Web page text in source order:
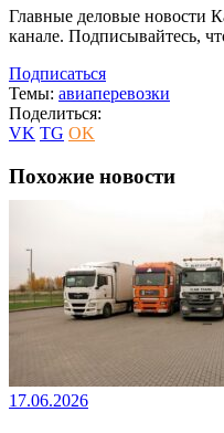
Главные деловые новости
канале. Подписывайтесь,
Подписаться
Темы: авиаперевозки
Поделиться:
VK TG OK
Похожие новости
17.06.2026